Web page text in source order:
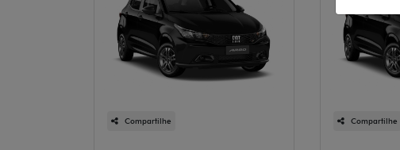
Compartilhe Compartilhe